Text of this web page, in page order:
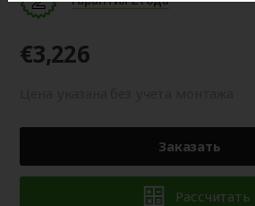
€3,226
Заказать
Рассчитать